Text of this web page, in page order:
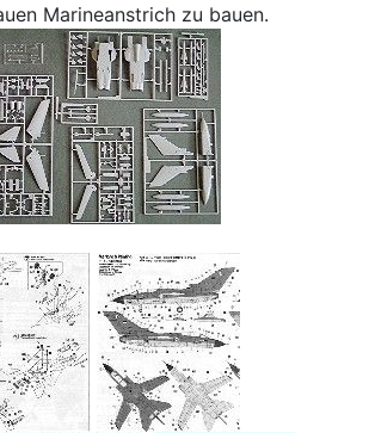
Marineanstrich zu bauen.